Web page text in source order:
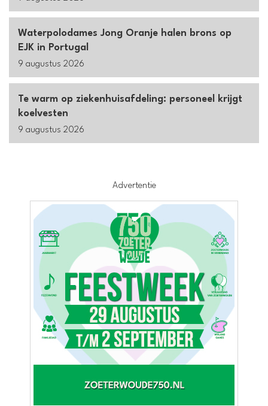
Waterpolodames Jong Oranje halen brons op
EJK in Portugal
9 augustus 2026
Te warm op ziekenhuisafdeling: personeel krijgt
koelvesten
9 augustus 2026
Advertentie